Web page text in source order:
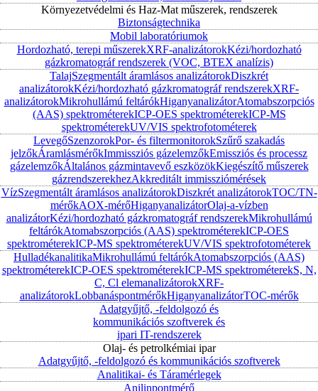
Környezetvédelmi és Haz-Mat műszerek, rendszerek
Biztonságtechnika
Mobil laboratóriumok
Hordozható, terepi műszerekXRF-analizátorokKézi/hordozható
gázkromatográf rendszerek (VOC, BTEX analízis)
TalajSzegmentált áramlásos analizátorokDiszkrét
analizátorokKézi/hordozható gázkromatográf rendszerekXRF-
analizátorokMikrohullámú feltárókHiganyanalizátorAtomabszorpciós
(AAS) spektrométerekICP-OES spektrométerekICP-MS
spektrométerekUV/VIS spektrofotométerek
LevegőSzenzorokPor- és filtermonitorokSzűrő szakadás
jelzőkÁramlásmérőkImmissziós gázelemzőkEmissziós és processz
gázelemzőkÁltalános gázmintavevő eszközökKiegészítő műszerek
gázrendszerekhezAkkreditált immissziómérések
VízSzegmentált áramlásos analizátorokDiszkrét analizátorokTOC/TN-
mérőkAOX-mérőHiganyanalizátorOlaj-a-vízben
analizátorKézi/hordozható gázkromatográf rendszerekMikrohullámú
feltárókAtomabszorpciós (AAS) spektrométerekICP-OES
spektrométerekICP-MS spektrométerekUV/VIS spektrofotométerek
HulladékanalitikaMikrohullámú feltárókAtomabszorpciós (AAS)
spektrométerekICP-OES spektrométerekICP-MS spektrométerekS, N,
C, Cl elemanalizátorokXRF-
analizátorokLobbanáspontmérőkHiganyanalizátorTOC-mérők
Adatgyűjtő, -feldolgozó és
kommunikációs szoftverek és
ipari IT-rendszerek
Olaj- és petrolkémiai ipar
Adatgyűjtő, -feldolgozó és kommunikációs szoftverek
Analitikai- és Táramérlegek
Anilinpontmérő